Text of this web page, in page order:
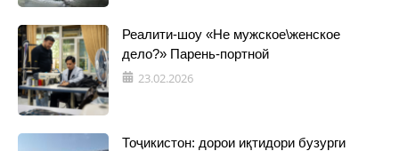
Реалити-шоу «Не мужское\женское
дело?» Парень-портной
23.02.2026
Тоҷикистон: дорои иқтидори бузурги